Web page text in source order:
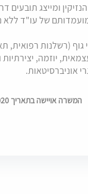
של עו"ד ללא
(רשלנות רפואית,
יוזמה, יצירתיות
אוניברסיטאות.
המשרה אויישה בתאריך 12/14/2020